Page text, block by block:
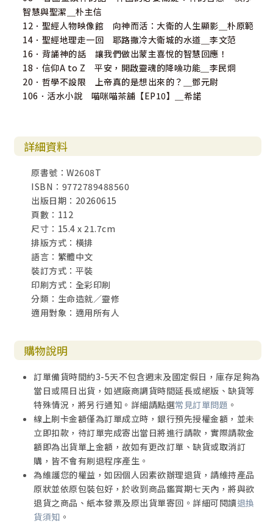
智慧與聖潔＿朴主信
12．聖經人物映像館 向神而活：大衛的人生顯影＿朴原範
14．聖經地理走一回 耶路撒冷大衛城的水道＿李文范
16．背誦神的話 讓我們做出蒙主喜悅的智慧回應！
18．信仰A to Z 平安，開啟靈魂的降噪功能＿李民炯
20．哲學不設限 上帝真的是想出來的？＿鄧元尉
106．活水小說 喵咪喵茶舖【EP10】＿希諾
詳細資料
原書號：W2608T
ISBN：9772789488560
出版日期：20260615
頁數：112
尺寸：15.4 x 21.7cm
排版方式：橫排
語言：繁體中文
裝訂方式：平裝
印刷方式：全彩印刷
分類：生命造就／靈修
適用對象：適用所有人
購物說明
訂單備貨時間約3-5天不包含週末及國定假日，庫存足夠為
當日或隔日出貨，如遇廠商調貨時間延長或絕版、缺貨等
特殊情況，將另行通知。詳細請點選常見訂單問題 。
線上刷卡金額僅為訂單成立時，銀行預先授權金額，並未
立即扣款，待訂單完成寄出當日將進行請款，實際請款金
額即為出貨單上金額，故如有更改訂單、缺貨或取消訂
購，皆不會有刷退程序產生。
為維護您的權益，如因個人因素欲辦理退貨，請維持產品
原狀並依原包裝包好，於收到商品鑑賞期七天內，將與欲
退貨之商品、紙本發票及原出貨單寄回。詳細可閱讀退換
貨須知 。